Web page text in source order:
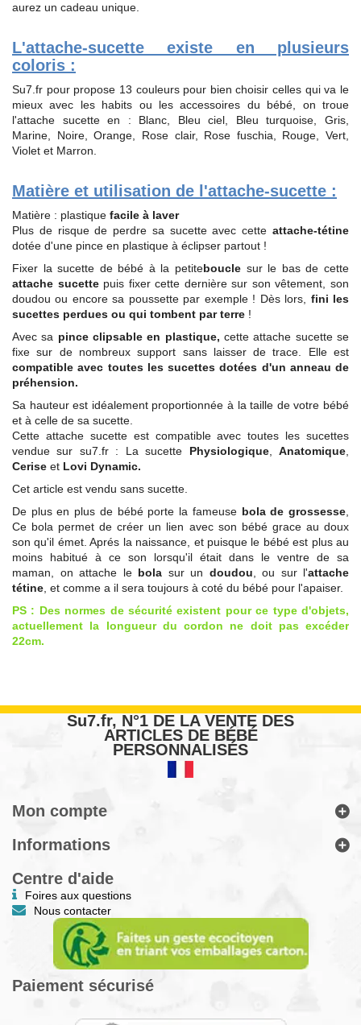
aurez un cadeau unique.
L'attache-sucette existe en plusieurs
coloris :
Su7.fr pour propose 13 couleurs pour bien choisir celles qui va le
mieux avec les habits ou les accessoires du bébé, on troue
l'attache sucette en : Blanc, Bleu ciel, Bleu turquoise, Gris,
Marine, Noire, Orange, Rose clair, Rose fuschia, Rouge, Vert,
Violet et Marron.
Matière et utilisation de l'attache-sucette :
Matière : plastique facile à laver
Plus de risque de perdre sa sucette avec cette attache-tétine
dotée d'une pince en plastique à éclipser partout !
Fixer la sucette de bébé à la petiteboucle sur le bas de cette
attache sucettepuis fixer cette dernière sur son vêtement, son
doudou ou encore sa poussette par exemple ! Dès lors,
fini les
sucettes perdues ou qui tombent par terre !
Avec sa pince clipsable en plastique, cette attache sucette se
fixe sur de nombreux support sans laisser de trace. Elle est
compatible avec toutes les sucettes dotées d'un anneau de
préhension.
Sa hauteur est idéalement proportionnée à la taille de votre bébé
et à celle de sa sucette.
Cette attache sucette est compatible avec toutes les sucettes
vendue sur su7.fr : La sucette Physiologique,Anatomique
Cerise et Lovi Dynamic.
Cet article est vendu sans sucette.
De plus en plus de bébé porte la fameuse bola de grossesse
Ce bola permet de créer un lien avec son bébé grace au doux
son qu'il émet. Aprés la naissance, et puisque le bébé est plus au
moins habitué à ce son lorsqu'il était dans le ventre de sa
maman, on attache le bola sur un doudou , ou sur l'attache
tétine , et comme a il sera toujours à coté du bébé pour l'apaiser.
PS : Des normes de sécurité existent pour ce type d'objets,
actuellement la longueur du cordon ne doit pas excéder
22cm.
Su7.fr, N°1 DE LA VENTE DES
ARTICLES DE BÉBÉ
PERSONNALISÉS
Mon compte
Informations
Centre d'aide
Foires aux questions
Nous contacter
Paiement sécurisé